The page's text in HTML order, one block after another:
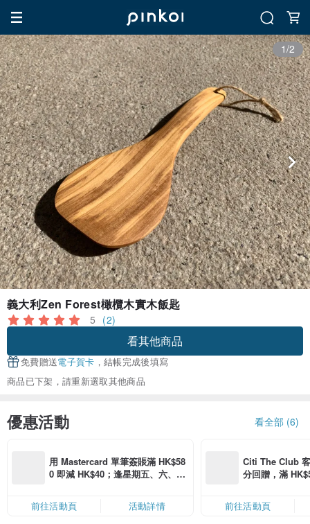
1/2
義大利Zen Forest橄欖木實木飯匙
5 (2)
看其他商品
免費贈送電子賀卡 ，結帳完成後填寫
商品已下架，請重新選取其他商品
優惠活動 看全部 (6)
用 Mastercard 單筆簽賬滿 HK$58
0 即減 HK$40；逢星期五、六、日
限，額滿即止，僅限「常用信用
卡」結帳）
前往活動頁 活動詳情
Citi The Club
分回贈，滿
前往活動頁